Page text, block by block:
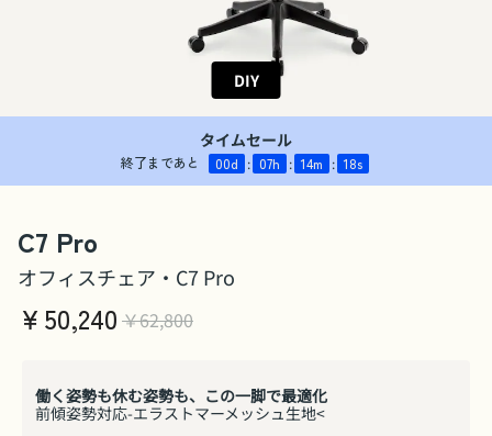
DIY
タイムセール
終了まであと 00d : 07h : 14m : 17s
C7 Pro
オフィスチェア・C7 Pro
￥ 50,240 ￥62,800
働く姿勢も休む姿勢も、この一脚で最適化
前傾姿勢対応-エラストマーメッシュ生地<